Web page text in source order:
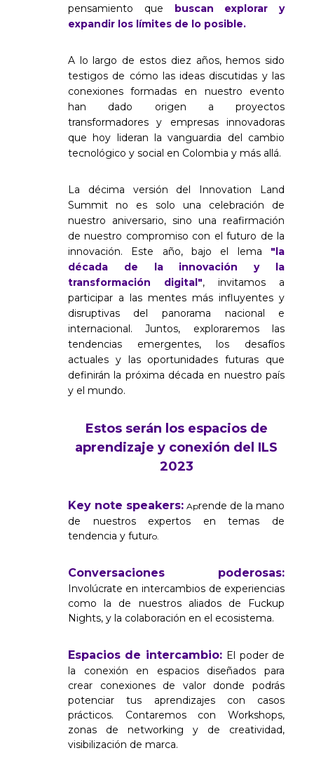
pensamiento que
buscan explorar y
expandir los límites de lo posible.
A lo largo de estos diez años, hemos sido
testigos de cómo las ideas discutidas y las
conexiones formadas en nuestro evento
han dado origen a proyectos
transformadores y empresas innovadoras
que hoy lideran la vanguardia del cambio
tecnológico y social en Colombia y más allá.
La décima versión del Innovation Land
Summit no es solo una celebración de
nuestro aniversario, sino una reafirmación
de nuestro compromiso con el futuro de la
innovación. Este año, bajo el lema
"la
década de la innovación y la
transformación digital", invitamos a
participar a las mentes más influyentes y
disruptivas del panorama nacional e
internacional. Juntos, exploraremos las
tendencias emergentes, los desafíos
actuales y las oportunidades futuras que
definirán la próxima década en nuestro país
y el mundo.
Estos serán los espacios de
aprendizaje y conexión del ILS
2023
Key note speakers: Aprende de la mano
de nuestros expertos en temas de
tendencia y futuro.
Conversaciones poderosas:
Involúcrate en intercambios de experiencias
como la de nuestros aliados de Fuckup
Nights, y la colaboración en el ecosistema.
Espacios de intercambio: El poder de
la conexión en espacios diseñados para
crear conexiones de valor donde podrás
potenciar tus aprendizajes con casos
prácticos. Contaremos con Workshops,
zonas de networking y de creatividad,
visibilización de marca.